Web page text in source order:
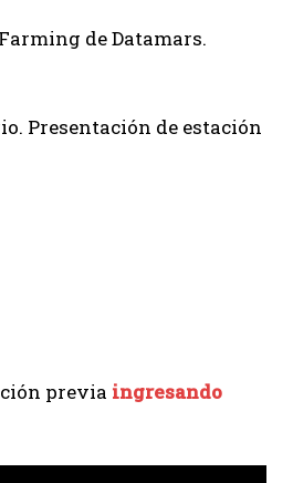
de Datamars.
Presentación de estación
previa ingresando